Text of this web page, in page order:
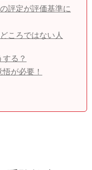
評定が評価基準に
ころではない人
る？
が必要！